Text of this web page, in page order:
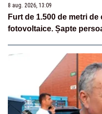
8 aug. 2026, 13:09
Furt de 1.500 de metri
fotovoltaice. Șapte